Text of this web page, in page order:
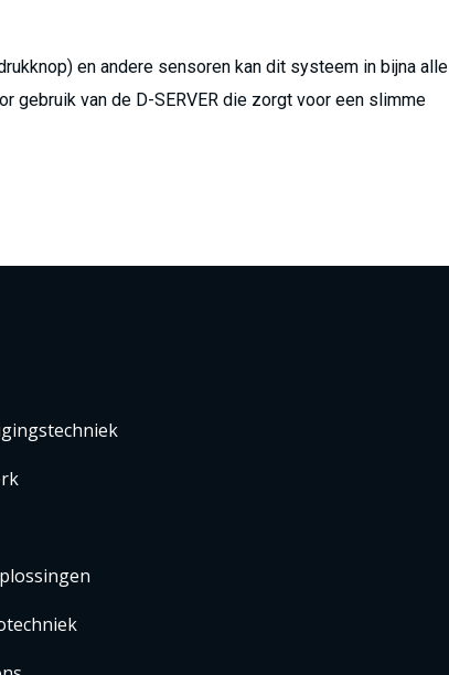
en andere sensoren kan dit systeem in bijna alle
gebruik van de D-SERVER die zorgt voor een slimme